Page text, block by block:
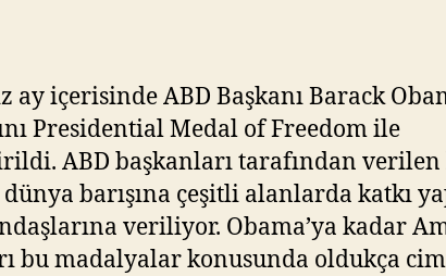
z
ay içerisinde ABD Başkanı Barack
Presidential Medal of Freedom ile
ABD başkanları tarafından verilen
barışına çeşitli alanlarda katkı
veriliyor. Obama’ya kadar
bu madalyalar konusunda oldukça